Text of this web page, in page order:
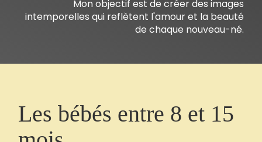
Mon objectif est de créer des images
intemporelles qui reflètent l'amour et la beauté
de chaque nouveau-né.
Les bébés entre 8 et 15